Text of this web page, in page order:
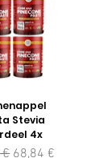
Stevia
4x
cijena
€ Cijena s
68,84 €